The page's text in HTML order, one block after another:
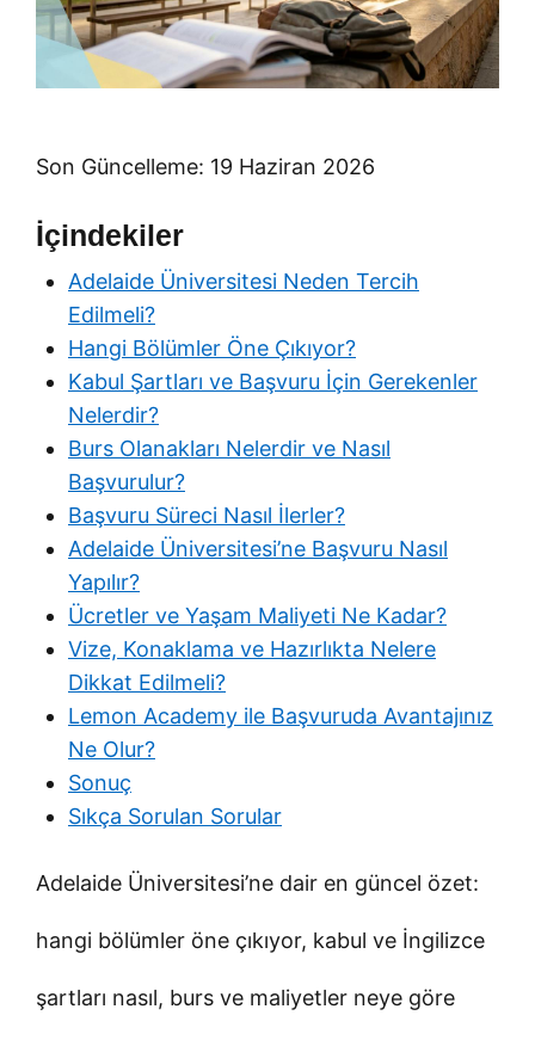
Son Güncelleme: 19 Haziran 2026
İçindekiler
Adelaide Üniversitesi Neden Tercih
Edilmeli?
Hangi Bölümler Öne Çıkıyor?
Kabul Şartları ve Başvuru İçin Gerekenler
Nelerdir?
Burs Olanakları Nelerdir ve Nasıl
Başvurulur?
Başvuru Süreci Nasıl İlerler?
Adelaide Üniversitesi’ne Başvuru Nasıl
Yapılır?
Ücretler ve Yaşam Maliyeti Ne Kadar?
Vize, Konaklama ve Hazırlıkta Nelere
Dikkat Edilmeli?
Lemon Academy ile Başvuruda Avantajınız
Ne Olur?
Sonuç
Sıkça Sorulan Sorular
Adelaide Üniversitesi’ne dair en güncel özet:
hangi bölümler öne çıkıyor, kabul ve İngilizce
şartları nasıl, burs ve maliyetler neye göre